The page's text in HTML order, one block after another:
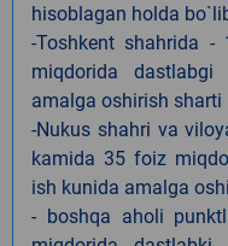
hisoblagan holda
-Toshkent shahrida
miqdorida
amalga oshirish sharti
-Nukus shahri va
kamida 35 foiz
ish kunida amalga
- boshqa aholi